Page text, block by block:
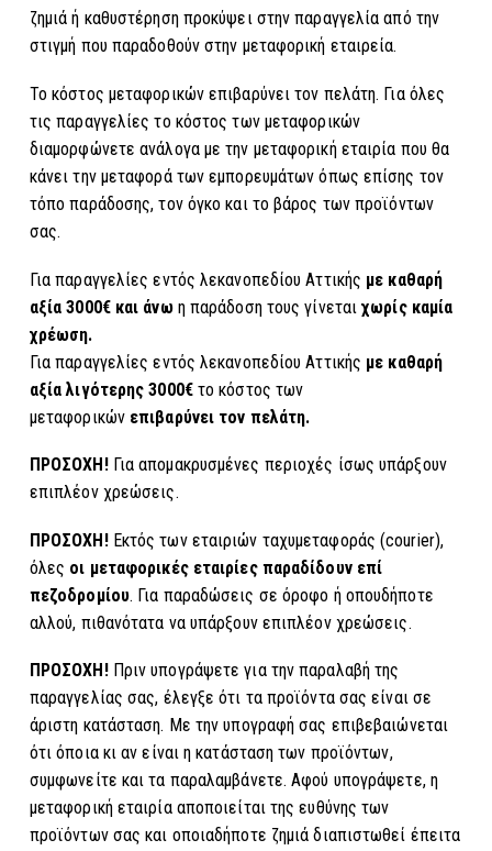
ζημιά ή καθυστέρηση προκύψει στην παραγγελία από την
στιγμή που παραδοθούν στην μεταφορική εταιρεία.
Το κόστος μεταφορικών επιβαρύνει τον πελάτη. Για όλες
τις παραγγελίες το κόστος των μεταφορικών
διαμορφώνετε ανάλογα με την μεταφορική εταιρία που θα
κάνει την μεταφορά των εμπορευμάτων όπως επίσης τον
τόπο παράδοσης, τον όγκο και το βάρος των προϊόντων
σας.
Για παραγγελίες εντός λεκανοπεδίου Αττικής με καθαρή
αξία 3000€ και άνω η παράδοση τους γίνεταιχωρίς καμία
χρέωση.
Για παραγγελίες εντός λεκανοπεδίου Αττικής με καθαρή
αξία λιγότερης 3000€το κόστος των
μεταφορικών επιβαρύνει τον πελάτη.
ΠΡΟΣΟΧΗ!Για απομακρυσμένες περιοχές ίσως υπάρξουν
επιπλέον χρεώσεις.
ΠΡΟΣΟΧΗ!Εκτός των εταιριών ταχυμεταφοράς (courier),
όλες οι μεταφορικές εταιρίες παραδίδουν επί
πεζοδρομίου. Για παραδώσεις σε όροφο ή οπουδήποτε
αλλού, πιθανότατα να υπάρξουν επιπλέον χρεώσεις.
ΠΡΟΣΟΧΗ! Πριν υπογράψετε για την παραλαβή της
παραγγελίας σας, έλεγξε ότι τα προϊόντα σας είναι σε
άριστη κατάσταση. Με την υπογραφή σας επιβεβαιώνεται
ότι όποια κι αν είναι η κατάσταση των προϊόντων,
συμφωνείτε και τα παραλαμβάνετε. Αφού υπογράψετε, η
μεταφορική εταιρία αποποιείται της ευθύνης των
προϊόντων σας και οποιαδήποτε ζημιά διαπιστωθεί έπειτα